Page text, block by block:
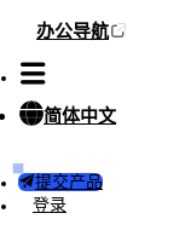
办公导航
简体中文
提交产品
登录